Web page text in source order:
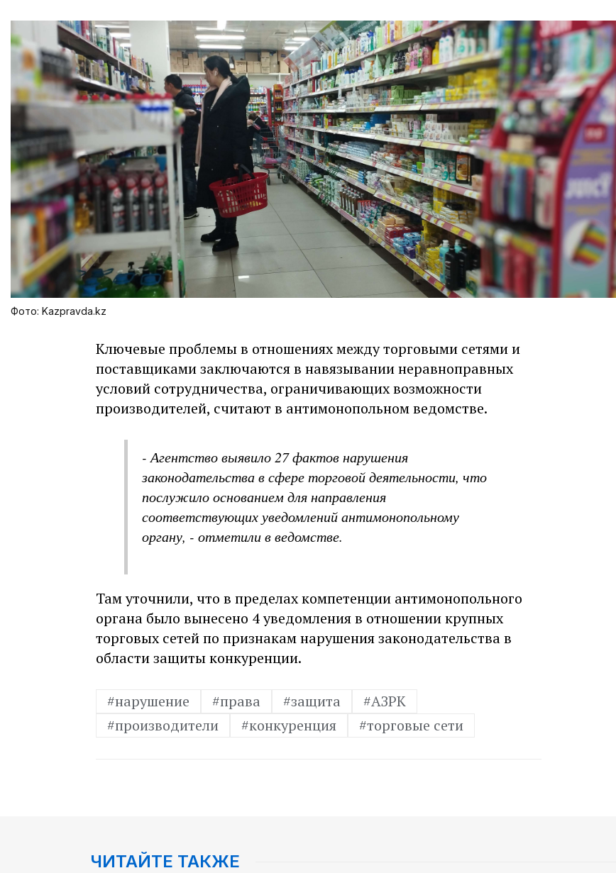
Фото: Kazpravda.kz
Ключевые проблемы в отношениях между торговыми сетями и
поставщиками заключаются в навязывании неравноправных
условий сотрудничества, ограничивающих возможности
производителей, считают в антимонопольном ведомстве.
- Агентство выявило 27 фактов нарушения
законодательства в сфере торговой деятельности, что
послужило основанием для направления
соответствующих уведомлений антимонопольному
органу, - отметили в ведомстве.
Там уточнили, что в пределах компетенции антимонопольного
органа было вынесено 4 уведомления в отношении крупных
торговых сетей по признакам нарушения законодательства в
области защиты конкуренции.
#нарушение #права #защита
#АЗРК
#производители
#конкуренция #торговые сети
ЧИТАЙТЕ ТАКЖЕ